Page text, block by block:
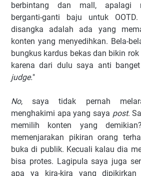
berbintang dan mall, apalagi
berganti-ganti baju untuk
disangka adalah ada yang
konten yang menyedihkan. Bela-
bungkus kardus bekas dan bikin
karena dari dulu saya anti
judge."
No, saya tidak pernah
menghakimi apa yang saya post.
memilih konten yang
memenjarakan pikiran orang
buka di publik. Kecuali kalau dia
bisa protes. Lagipula saya juga
apa ya kira-kira yang dipikirkan